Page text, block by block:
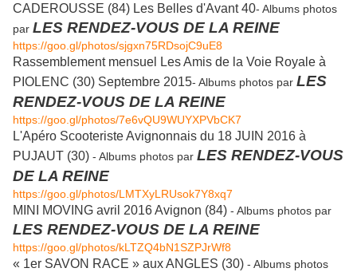
CADEROUSSE (84) Les Belles d'Avant 40- Albums photos
par LES RENDEZ-VOUS DE LA REINE
https://goo.gl/photos/sjgxn75RDsojC9uE8
Rassemblement mensuel Les Amis de la Voie Royale à
PIOLENC (30) Septembre 2015- Albums photos par LES
RENDEZ-VOUS DE LA REINE
https://goo.gl/photos/7e6vQU9WUYXPVbCK7
L'Apéro Scooteriste Avignonnais du 18 JUIN 2016 à
PUJAUT (30) - Albums photos par LES RENDEZ-VOUS
DE LA REINE
https://goo.gl/photos/LMTXyLRUsok7Y8xq7
MINI MOVING avril 2016 Avignon (84) - Albums photos par
LES RENDEZ-VOUS DE LA REINE
https://goo.gl/photos/kLTZQ4bN1SZPJrWf8
« 1er SAVON RACE » aux ANGLES (30) - Albums photos